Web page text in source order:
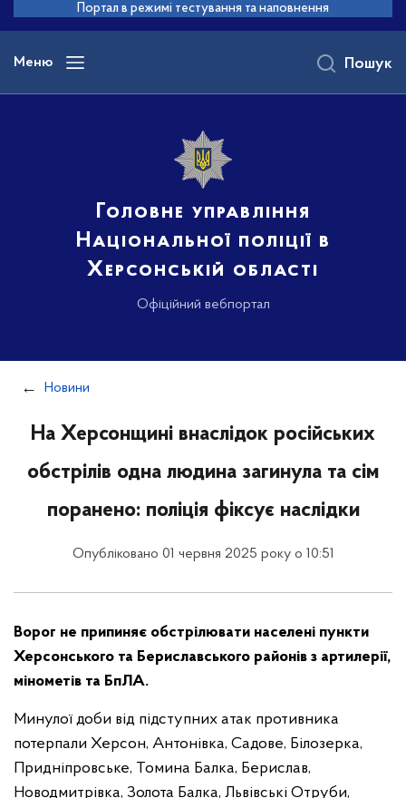
основного
вмісту
Портал в режимі тестування та наповнення
Меню
Головне управління
Національної поліції в
Херсонській області
Офіційний вебпортал
Пошук
Новини
На Херсонщині внаслідок російських
обстрілів одна людина загинула та сім
поранено: поліція фіксує наслідки
Опубліковано 01 червня 2025 року о 10:51
Ворог не припиняє обстрілювати населені пункти
Херсонського та Бериславського районів з артилерії,
мінометів та БпЛА.
Минулої доби від підступних атак противника
потерпали Херсон, Антонівка, Садове, Білозерка,
Придніпровське, Томина Балка, Берислав,
Новодмитрівка, Золота Балка, Львівські Отруби,